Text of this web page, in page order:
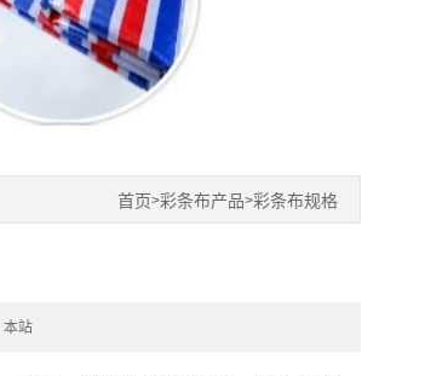
首页>彩条布产品>彩条布规格
本站